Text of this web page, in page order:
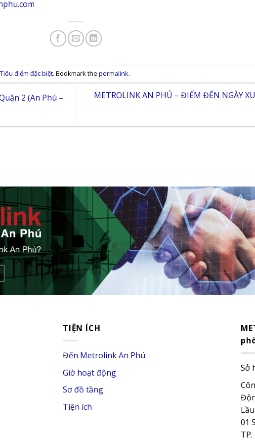
Tiêu điểm đặc biệt. Bookmark thepermalink.
2 (An Phú –
METROLINK AN PHÚ – ĐIỂM ĐẾN NGÀY
TIỆN ÍCH
Đến Metrolink An Phú
Giờ hoạt động
Sơ đồ tầng
Tiện ích
Sở
01